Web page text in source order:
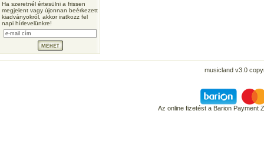
Ha szeretnél értesülni a frissen
megjelent vagy újonnan beérkezett
kiadványokról, akkor iratkozz fel
napi hírlevelünkre!
musicland v3.0
Az online fizetést a Barion Payment